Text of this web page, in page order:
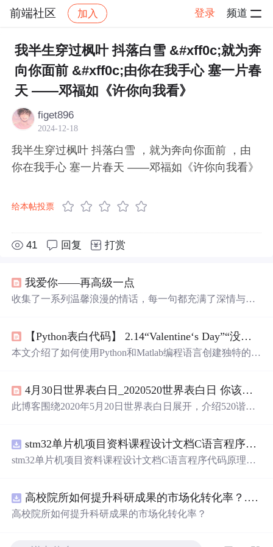
前端社区 加入 登录 频道
社区 前端社区 感慨 帖子详情
我半生穿过枫叶 抖落白雪 &#xff0c;就为奔
向你面前 &#xff0c;由你在我手心 塞一片春
天 ——邓福如《许你向我看》
figet896
2024-12-18
我半生穿过枫叶 抖落白雪 ，就为奔向你面前 ，由
你在我手心 塞一片春天 ——邓福如《许你向我看》
给本帖投票
41 回复 打赏
我爱你——再高级一点
收集了一系列温馨浪漫的情话，每一句都充满了深情与爱
【Python表白代码】 2.14“Valentine‘s Day”“没别的意思 就是借着特殊日子说声喜欢你”你在哪儿？我去见你~（各种玫瑰源码合集）
本文介绍了如何使用Python和Matlab编程语言创建独特的表
人表达情感。
4月30日世界表白日_2020520世界表白日 你该怎么表白
此博客围绕2020年5月20日世界表白日展开，介绍520谐音
励有情人勇敢表白。
stm32单片机项目资料课程设计文档C语言程序代码原理图电路PCB实例悬挂运动控制系统论文资料
stm32单片机项目资料课程设计文档C语言程序代码原理图
高校院所如何提升科研成果的市场化转化率？.docx
高校院所如何提升科研成果的市场化转化率？